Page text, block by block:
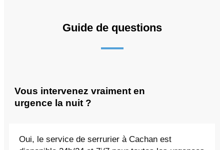
Guide de questions
Vous intervenez vraiment en
urgence la nuit ?
Oui, le service de serrurier à Cachan est